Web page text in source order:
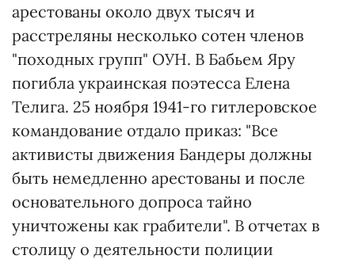
арестованы около двух тысяч и
расстреляны несколько сотен членов
"походных групп" ОУН. В Бабьем Яру
погибла украинская поэтесса Елена
Телига. 25 ноября 1941-го гитлеровское
командование отдало приказ: "Все
активисты движения Бандеры должны
быть немедленно арестованы и после
основательного допроса тайно
уничтожены как грабители". В отчетах в
столицу о деятельности полиции